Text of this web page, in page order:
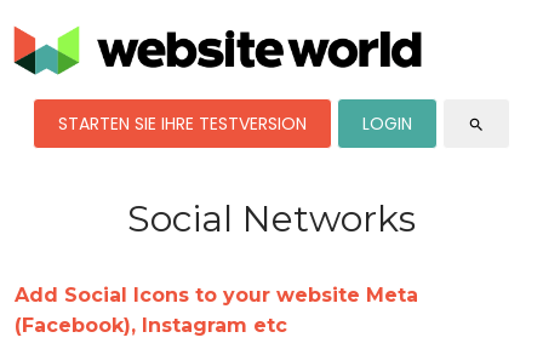
STARTEN SIE IHRE TESTVERSION LOGIN search
Social Networks
Add Social Icons to your website Meta
(Facebook), Instagram etc